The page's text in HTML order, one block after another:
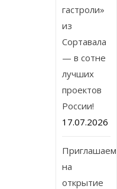
гастроли»
из
Сортавала
— в сотне
лучших
проектов
России!
17.07.2026
Приглашаем
на
открытие